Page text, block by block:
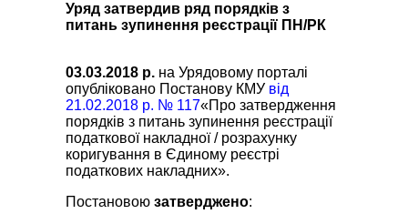
Уряд затвердив ряд порядків з
питань зупинення реєстрації ПН/РК
03.03.2018 р. на Урядовому порталі
опубліковано Постанову КМУ від
21.02.2018 р. № 117«Про затвердження
порядків з питань зупинення реєстрації
податкової накладної / розрахунку
коригування в Єдиному реєстрі
податкових накладних».
Постановою затверджено: